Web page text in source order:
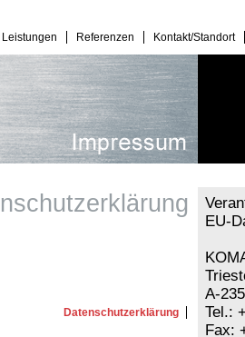
Leistungen Referenzen Kontakt/Standort
Datenschutzerklärung
EU-
A-
Tel.:
Fax: